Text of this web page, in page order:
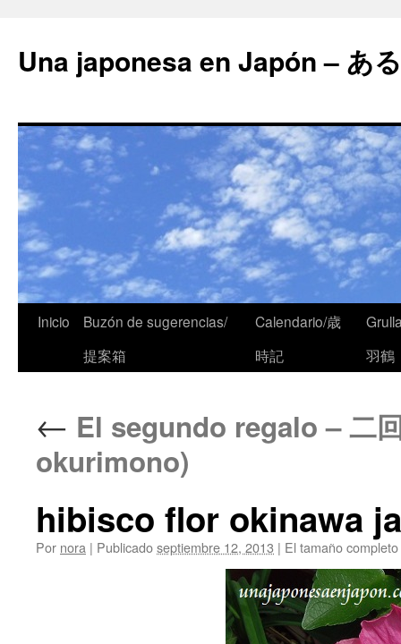
Una japonesa en Japón – あ
Inicio
Buzón de sugerencias/
提案箱
Calendario/歳
時記
羽鶴
← El segundo regalo – 二
okurimono)
hibisco flor okinawa
Por nora | Publicadoseptiembre 12, 2013 | El tamaño